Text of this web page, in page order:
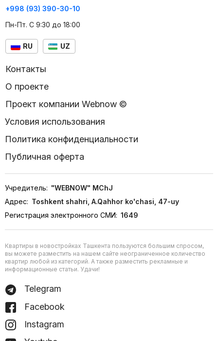
+998 (93) 390-30-10
Пн-Пт. С 9:30 до 18:00
RU UZ
Контакты
О проекте
Проект компании Webnow ©
Условия использования
Политика конфиденциальности
Публичная оферта
Учредитель: "WEBNOW" MChJ
Адрес: Toshkent shahri, A.Qahhor ko'chasi, 47-uy
Регистрация электронного СМИ: 1649
Квартиры в новостройках Ташкента пользуются большим спросом,
вы можете разместить на нашем сайте неограниченное количество
квартир любой из категорий. А также разместить рекламные и
информационные статьи. Удачи!
Telegram
Facebook
Instagram